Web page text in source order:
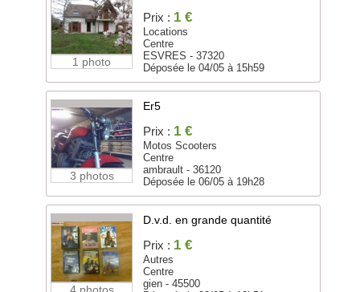
1 photo
Prix : 1 €
Locations
Centre
ESVRES - 37320
Déposée le 04/05 à 15h59
3 photos
Er5
Prix : 1 €
Motos Scooters
Centre
ambrault - 36120
Déposée le 06/05 à 19h28
4 photos
D.v.d. en grande quantité
Prix : 1 €
Autres
Centre
gien - 45500